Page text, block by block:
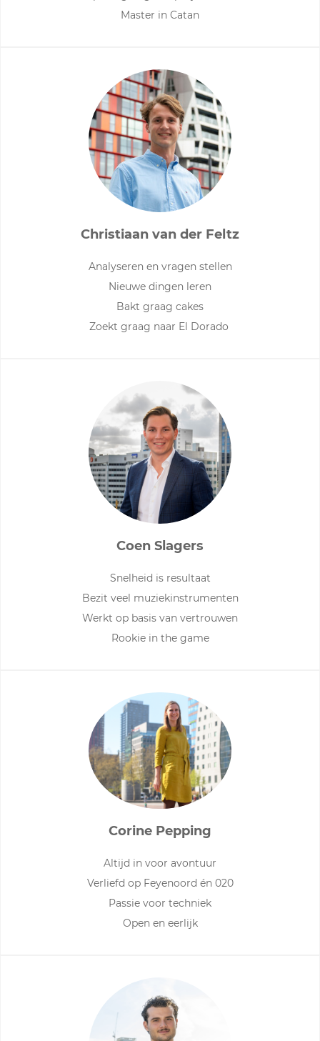
Master in Catan
Christiaan van der Feltz
Analyseren en vragen stellen
Nieuwe dingen leren
Bakt graag cakes
Zoekt graag naar El Dorado
Coen Slagers
Snelheid is resultaat
Bezit veel muziekinstrumenten
Werkt op basis van vertrouwen
Rookie in the game
Corine Pepping
Altijd in voor avontuur
Verliefd op Feyenoord én 020
Passie voor techniek
Open en eerlijk